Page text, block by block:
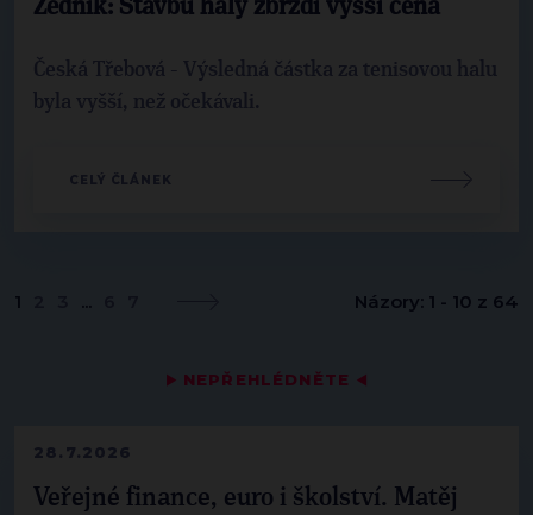
▶ NEPŘEHLÉDNĚTE ◀
28.7.2026
Veřejné finance, euro i školství. Matěj
Zedník: Stavbu haly zbrzdí vyšší cena
Česká Třebová - Výsledná částka za tenisovou halu
byla vyšší, než očekávali.
CELÝ ČLÁNEK
1 ... Názory: 1 - 10 z 64